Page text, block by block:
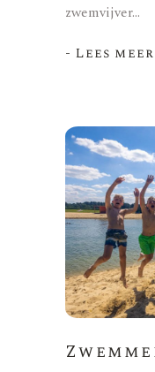
zwemvijver…
- Lees meer